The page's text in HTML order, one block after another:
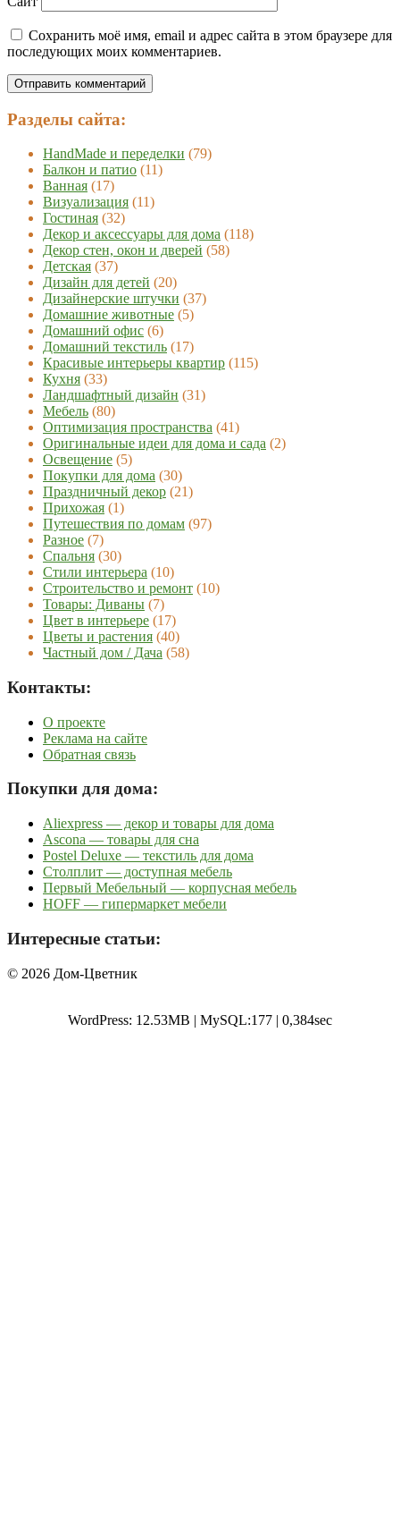
Сохранить моё имя, email и адрес сайта в этом браузере для
последующих моих комментариев.
Разделы сайта:
HandMade и переделки (79)
Балкон и патио (11)
Ванная (17)
Визуализация (11)
Гостиная (32)
Декор и аксессуары для дома (118)
Декор стен, окон и дверей (58)
Детская (37)
Дизайн для детей (20)
Дизайнерские штучки (37)
Домашние животные (5)
Домашний офис (6)
Домашний текстиль (17)
Красивые интерьеры квартир (115)
Кухня (33)
Ландшафтный дизайн (31)
Мебель (80)
Оптимизация пространства (41)
Оригинальные идеи для дома и сада (2)
Освещение (5)
Покупки для дома (30)
Праздничный декор (21)
Прихожая (1)
Путешествия по домам (97)
Разное (7)
Спальня (30)
Стили интерьера (10)
Строительство и ремонт (10)
Товары: Диваны (7)
Цвет в интерьере (17)
Цветы и растения (40)
Частный дом / Дача (58)
Контакты:
О проекте
Реклама на сайте
Обратная связь
Покупки для дома:
Aliexpress — декор и товары для дома
Ascona — товары для сна
Postel Deluxe — текстиль для дома
Столплит — доступная мебель
Первый Мебельный — корпусная мебель
HOFF — гипермаркет мебели
Интересные статьи:
© 2026 Дом-Цветник
WordPress: 12.53MB | MySQL:177 | 0,384sec